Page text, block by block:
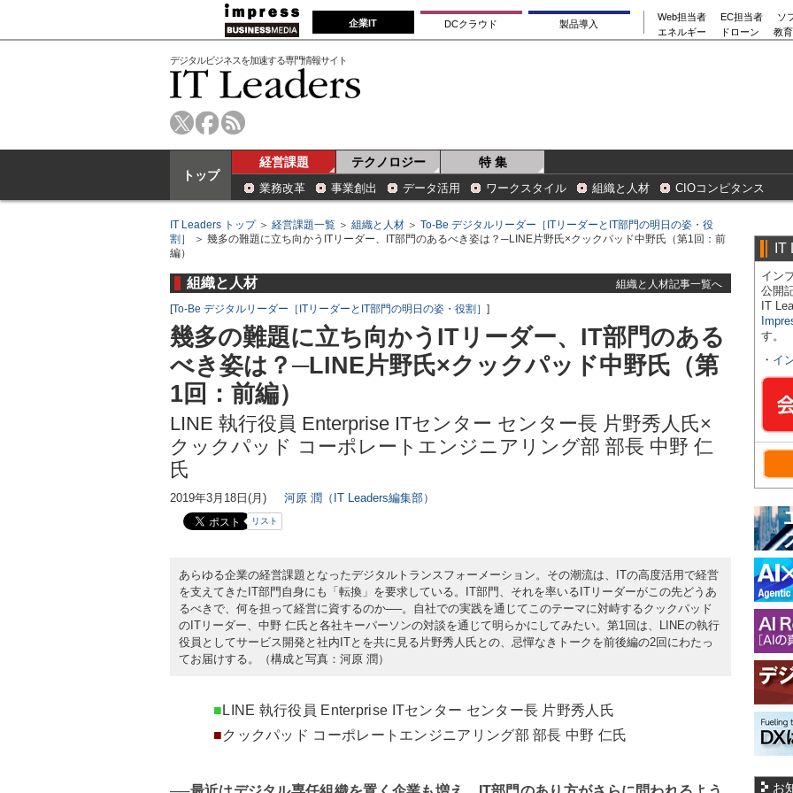
企業IT DCクラウド 製品導入
Web担当者 EC担当者
ソ
エネルギー
ドローン 教
デジタルビジネスを加速する専門情報サイト
トップ
経営課題 テクノロジー 特 集
業務改革 事業創出 データ活用 ワークスタイル 組織と人材 CIOコンピタンス
IT Leaders トップ＞ 経営課題一覧 ＞ 組織と人材 ＞ To-Be デジタルリーダー［ITリーダーとIT部門の明日の姿・役
割］
＞ 幾多の難題に立ち向かうITリーダー、IT部門のあるべき姿は？─LINE片野氏×クックパッド中野氏（第1回：前
編）
組織と人材
組織と人材記事一覧へ
[To-Be デジタルリーダー［ITリーダーとIT部門の明日の姿・役割］ ]
幾多の難題に立ち向かうITリーダー、IT部門のある
べき姿は？─LINE片野氏×クックパッド中野氏（第
1回：前編）
LINE 執行役員 Enterprise ITセンター センター長 片野秀人氏×
クックパッド コーポレートエンジニアリング部 部長 中野 仁
氏
2019年3月18日(月) 河原 潤（IT Leaders編集部）
リスト
あらゆる企業の経営課題となったデジタルトランスフォーメーション。その潮流は、ITの高度活用で経営
を支えてきたIT部門自身にも「転換」を要求している。IT部門、それを率いるITリーダーがこの先どうあ
るべきで、何を担って経営に資するのか──。自社での実践を通じてこのテーマに対峙するクックパッド
のITリーダー、中野 仁氏と各社キーパーソンの対談を通じて明らかにしてみたい。第1回は、LINEの執行
役員としてサービス開発と社内ITとを共に見る片野秀人氏との、忌憚なきトークを前後編の2回にわたっ
てお届けする。（構成と写真：河原 潤）
■ LINE 執行役員 Enterprise ITセンター センター長 片野秀人氏
■クックパッド コーポレートエンジニアリング部 部長 中野 仁氏
IT
イン
公開
IT
す。
・ イ
お